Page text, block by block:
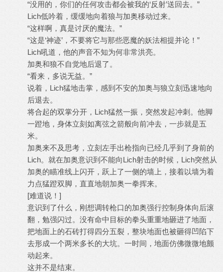
“没用的，你们的任何攻击都会被我的‘反射’送回去。”
Lich低吟着，缓缓地向着狼与加奥移动过来。
“这样啊，真是讨厌的魔法。”
“这是‘神迹’，不要将它与那些恶魔的妖法相提并论！”
Lich吼道，他的声音不知为何非常洪亮。
加奥和狼不自觉地后退了。
“看来，多说无益。”
说着，Lich猛地击掌，感到不安的加奥与狼立刻迅速地向
后退去。
将合起的双掌分开，Lich猛然一振，突然发起冲刺。他脚
一蹬地，身体立刻如离弦之箭般向前冲去，一步就是五
米。
加奥来不及思考，立刻左手出枪指向已经几乎到了身前的
Lich。就在加奥意识到不能向Lich射击的时候，Lich突然从
加奥的瞄准线上闪开，跃上了一侧的墙上，接着以墙为着
力点猛蹬双脚，直直地朝加奥一拳挥来。
[难道说！]
意识到了什么，刚想调转枪口的加奥强行控制身体向后滚
翻，勉强闪过。没有命中目标的拳头重重地砸进了地面，
把地面上的石砖打得四分五裂，整块地面也被砸得凹陷下
去形成一个两米多长的大坑。一时间，地面仿佛微微地颤
动起来。
这并不是结束。